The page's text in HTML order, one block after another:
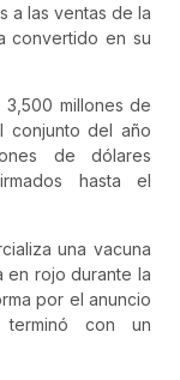
a las ventas de la
convertido en su
millones de
conjunto del año
de dólares
hasta el
una vacuna
en rojo durante la
por el anuncio
terminó con un